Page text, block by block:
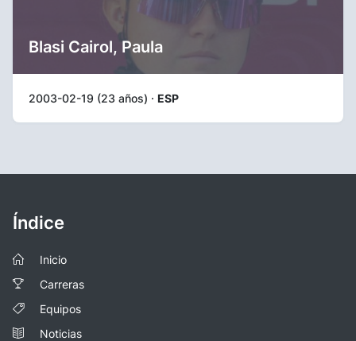
Blasi Cairol, Paula
2003-02-19 (23 años) · ESP
Índice
Inicio
Carreras
Equipos
Noticias